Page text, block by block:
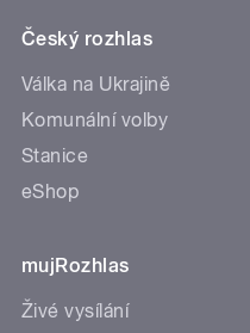
Český rozhlas
Válka na Ukrajině
Komunální volby
Stanice
eShop
mujRozhlas
Živé vysílání